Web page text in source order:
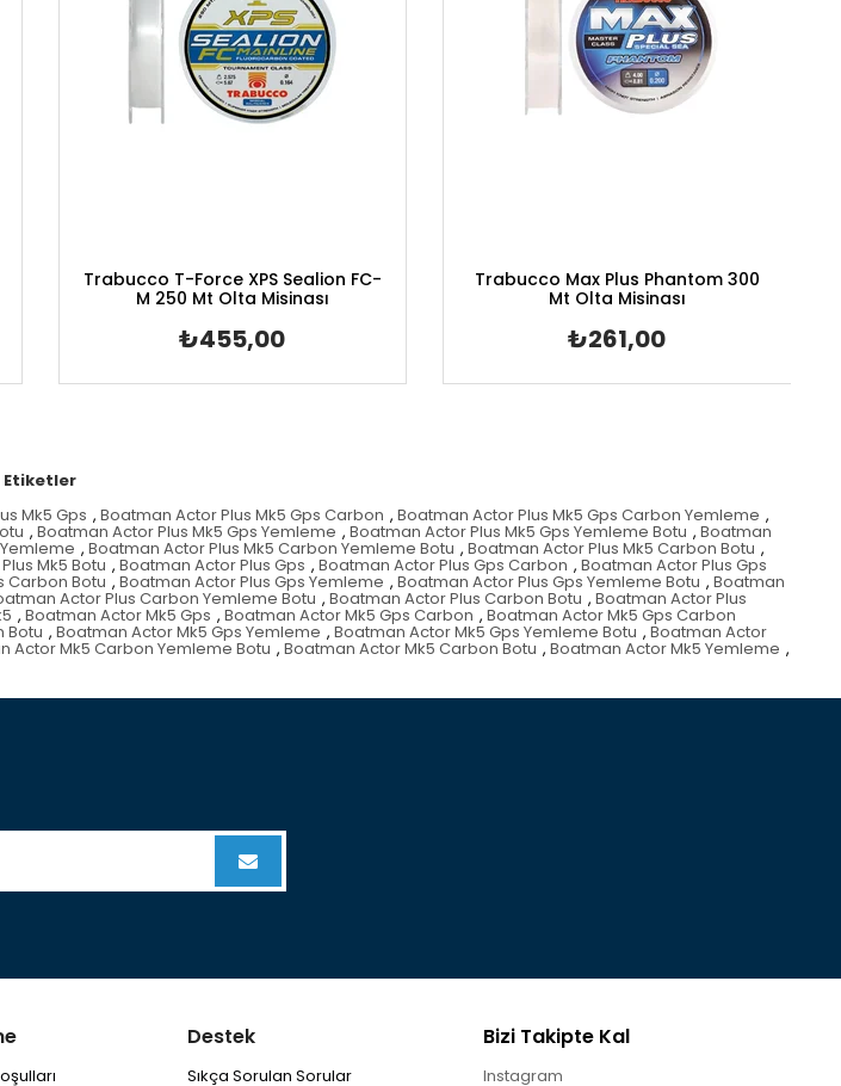
Trabucco T-Force XPS Sealion FC-
M 250 Mt Olta Misinası
₺455,00
Trabucco Max Plus Phantom 300
Mt Olta Misinası
₺261,00
Etiketler
Mk5 Gps , Boatman Actor Plus Mk5 Gps Carbon , Boatman Actor Plus Mk5 Gps Carbon Yemleme ,
, Boatman Actor Plus Mk5 Gps Yemleme , Boatman Actor Plus Mk5 Gps Yemleme Botu , Boatman
, Boatman Actor Plus Mk5 Carbon Yemleme Botu , Boatman Actor Plus Mk5 Carbon Botu ,
Mk5 Botu , Boatman Actor Plus Gps , Boatman Actor Plus Gps Carbon , Boatman Actor Plus Gps
Carbon Botu , Boatman Actor Plus Gps Yemleme , Boatman Actor Plus Gps Yemleme Botu , Boatman
Actor Plus Carbon Yemleme Botu , Boatman Actor Plus Carbon Botu , Boatman Actor Plus
, Boatman Actor Mk5 Gps , Boatman Actor Mk5 Gps Carbon , Boatman Actor Mk5 Gps Carbon
Botu , Boatman Actor Mk5 Gps Yemleme , Boatman Actor Mk5 Gps Yemleme Botu , Boatman Actor
Actor Mk5 Carbon Yemleme Botu , Boatman Actor Mk5 Carbon Botu , Boatman Actor Mk5 Yemleme ,
Destek
Sıkça Sorulan Sorular
Bizi Takipte Kal
Instagram